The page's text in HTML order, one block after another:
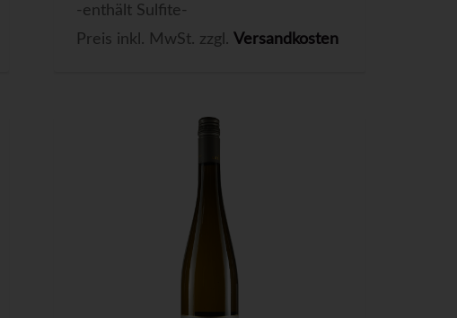
-enthält Sulfite-
Preis inkl. MwSt. zzgl. Versandkosten